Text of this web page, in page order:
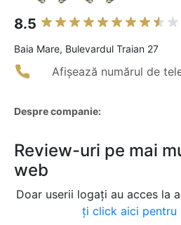
8.5
Baia Mare, Bulevardul Traian 27
Afișează numărul de
Despre companie:
Review-uri pe mai
web
Doar userii logați au acces la
ți click aici pentru